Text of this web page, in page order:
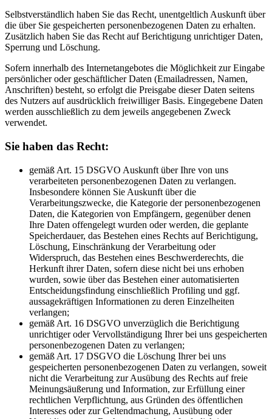
Selbstverständlich haben Sie das Recht, unentgeltlich Auskunft über
die über Sie gespeicherten personenbezogenen Daten zu erhalten.
Zusätzlich haben Sie das Recht auf Berichtigung unrichtiger Daten,
Sperrung und Löschung.
Sofern innerhalb des Internetangebotes die Möglichkeit zur Eingabe
persönlicher oder geschäftlicher Daten (Emailadressen, Namen,
Anschriften) besteht, so erfolgt die Preisgabe dieser Daten seitens
des Nutzers auf ausdrücklich freiwilliger Basis. Eingegebene Daten
werden ausschließlich zu dem jeweils angegebenen Zweck
verwendet.
Sie haben das Recht:
gemäß Art. 15 DSGVO Auskunft über Ihre von uns
verarbeiteten personenbezogenen Daten zu verlangen.
Insbesondere können Sie Auskunft über die
Verarbeitungszwecke, die Kategorie der personenbezogenen
Daten, die Kategorien von Empfängern, gegenüber denen
Ihre Daten offengelegt wurden oder werden, die geplante
Speicherdauer, das Bestehen eines Rechts auf Berichtigung,
Löschung, Einschränkung der Verarbeitung oder
Widerspruch, das Bestehen eines Beschwerderechts, die
Herkunft ihrer Daten, sofern diese nicht bei uns erhoben
wurden, sowie über das Bestehen einer automatisierten
Entscheidungsfindung einschließlich Profiling und ggf.
aussagekräftigen Informationen zu deren Einzelheiten
verlangen;
gemäß Art. 16 DSGVO unverzüglich die Berichtigung
unrichtiger oder Vervollständigung Ihrer bei uns gespeicherten
personenbezogenen Daten zu verlangen;
gemäß Art. 17 DSGVO die Löschung Ihrer bei uns
gespeicherten personenbezogenen Daten zu verlangen, soweit
nicht die Verarbeitung zur Ausübung des Rechts auf freie
Meinungsäußerung und Information, zur Erfüllung einer
rechtlichen Verpflichtung, aus Gründen des öffentlichen
Interesses oder zur Geltendmachung, Ausübung oder
3 Wir melden uns schnellstmöglich bei dir!
⭐ Top Benefits!